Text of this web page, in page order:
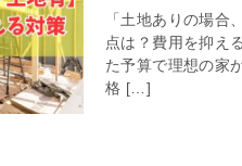
「土地ありの場
点は？費用を抑え
た予算で理想の家
格 […]